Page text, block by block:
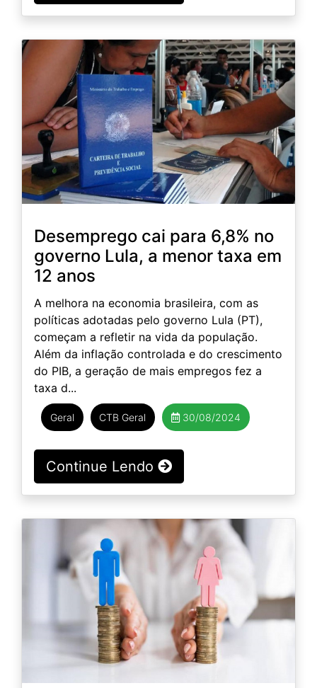
Desemprego cai para 6,8% no
governo Lula, a menor taxa em
12 anos
A melhora na economia brasileira, com as
políticas adotadas pelo governo Lula (PT),
começam a refletir na vida da população.
Além da inflação controlada e do crescimento
do PIB, a geração de mais empregos fez a
taxa d...
Geral CTB Geral 30/08/2024
Continue Lendo